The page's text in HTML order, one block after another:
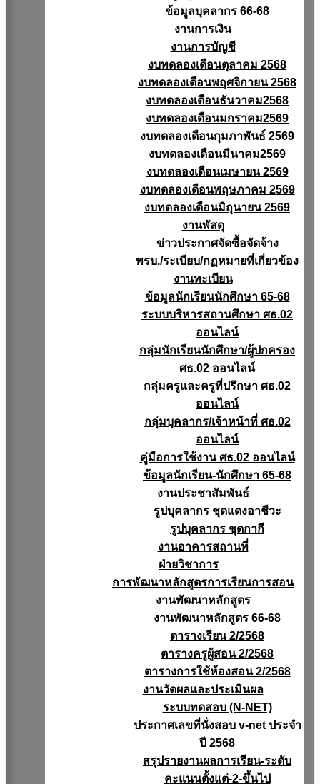
ข้อมูลบุคลากร 66-68
งานการเงิน
งานการบัญชี
งบทดลองเดือนตุลาคม 2568
งบทดลองเดือนพฤศจิกายน 2568
งบทดลองเดือนธันวาคม2568
งบทดลองเดือนมกราคม2569
งบทดลองเดือนกุมภาพันธ์ 2569
งบทดลองเดือนมีนาคม2569
งบทดลองเดือนเมษายน 2569
งบทดลองเดือนพฤษภาคม 2569
งบทดลองเดือนมิถุนายน 2569
งานพัสดุ
ข่าวประกาศจัดซื้อจัดจ้าง
พรบ./ระเบียบ/กฏหมายที่เกี่ยวข้อง
งานทะเบียน
ข้อมูลนักเรียนนักศึกษา 65-68
ระบบบริหารสถานศึกษา ศธ.02
ออนไลน์
กลุ่มนักเรียนนักศึกษา/ผู้ปกครอง
ศธ.02 ออนไลน์
กลุ่มครูและครูที่ปรึกษา ศธ.02
ออนไลน์
กลุ่มบุคลากร/เจ้าหน้าที่ ศธ.02
ออนไลน์
คู่มือการใช้งาน ศธ.02 ออนไลน์
ข้อมูลนักเรียน-นักศึกษา 65-68
งานประชาสัมพันธ์
รูปบุคลากร ชุดแดงอาชีวะ
รูปบุคลากร ชุดกากี
งานอาคารสถานที่
ฝ่ายวิชาการ
การพัฒนาหลักสูตรการเรียนการสอน
งานพัฒนาหลักสูตร
งานพัฒนาหลักสูตร 66-68
ตารางเรียน 2/2568
ตารางครูผู้สอน 2/2568
ตารางการใช้ห้องสอน 2/2568
งานวัดผลเเละประเมินผล
ระบบทดสอบ (N-NET)
ประกาศเลขที่นั่งสอบ v-net ประจำ
ปี 2568
สรุปรายงานผลการเรียน-ระดับ
คะแนนตั้งแต่-2-ขึ้นไป